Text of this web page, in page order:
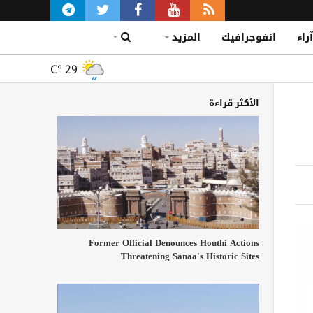
آراء انفوجرافيك المزيد
C° 29
الأكثر قراءة
Former Official Denounces Houthi Actions
Threatening Sanaa's Historic Sites